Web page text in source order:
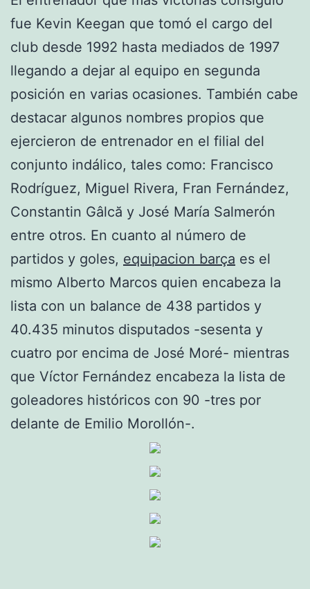
fue Kevin Keegan que tomó el cargo del
club desde 1992 hasta mediados de 1997
llegando a dejar al equipo en segunda
posición en varias ocasiones. También cabe
destacar algunos nombres propios que
ejercieron de entrenador en el filial del
conjunto indálico, tales como: Francisco
Rodríguez, Miguel Rivera, Fran Fernández,
Constantin Gâlcă y José María Salmerón
entre otros. En cuanto al número de
partidos y goles, equipacion barça es el
mismo Alberto Marcos quien encabeza la
lista con un balance de 438 partidos y
40.435 minutos disputados -sesenta y
cuatro por encima de José Moré- mientras
que Víctor Fernández encabeza la lista de
goleadores históricos con 90 -tres por
delante de Emilio Morollón-.